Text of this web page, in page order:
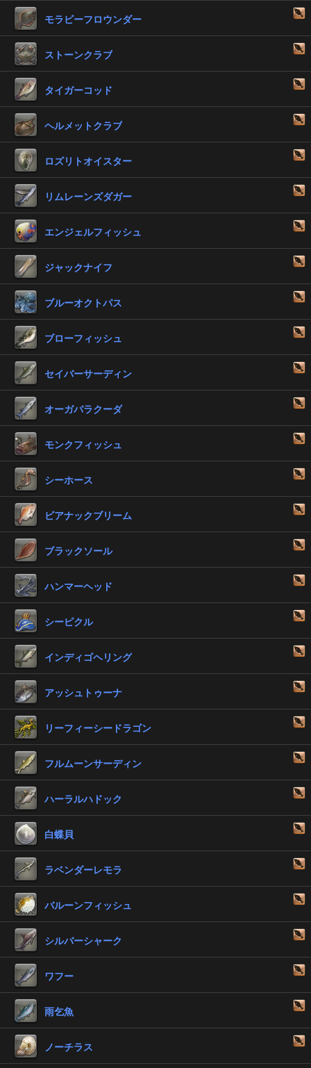
モラビーフロウンダー
ストーンクラブ
タイガーコッド
ヘルメットクラブ
ロズリトオイスター
リムレーンズダガー
エンジェルフィッシュ
ジャックナイフ
ブルーオクトパス
ブローフィッシュ
セイバーサーディン
オーガバラクーダ
モンクフィッシュ
シーホース
ビアナックブリーム
ブラックソール
ハンマーヘッド
シーピクル
インディゴヘリング
アッシュトゥーナ
リーフィーシードラゴン
フルムーンサーディン
ハーラルハドック
白蝶貝
ラベンダーレモラ
バルーンフィッシュ
シルバーシャーク
ワフー
雨乞魚
ノーチラス